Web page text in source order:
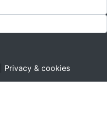
Privacy & cookies